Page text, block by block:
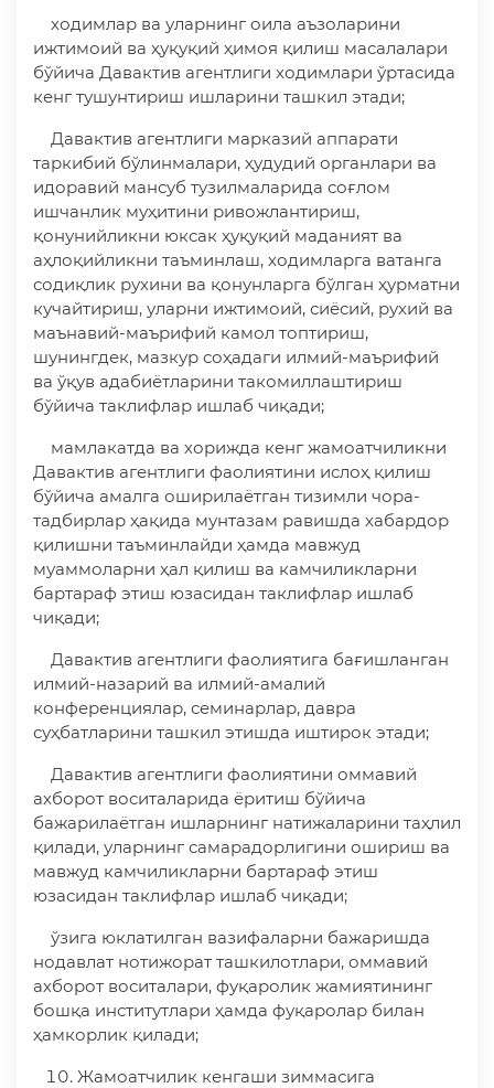
ходимлар ва уларнинг оила аъзоларини
ижтимоий ва ҳуқуқий ҳимоя қилиш масалалари
бўйича Давактив агентлиги ходимлари ўртасида
кенг тушунтириш ишларини ташкил этади;
Давактив агентлиги марказий аппарати
таркибий бўлинмалари, ҳудудий органлари ва
идоравий мансуб тузилмаларида соғлом
ишчанлик муҳитини ривожлантириш,
қонунийликни юксак ҳуқуқий маданият ва
аҳлоқийликни таъминлаш, ходимларга ватанга
содиқлик рухини ва қонунларга бўлган ҳурматни
кучайтириш, уларни ижтимоий, сиёсий, рухий ва
маънавий-маърифий камол топтириш,
шунингдек, мазкур соҳадаги илмий-маърифий
ва ўқув адабиётларини такомиллаштириш
бўйича таклифлар ишлаб чиқади;
мамлакатда ва хорижда кенг жамоатчиликни
Давактив агентлиги фаолиятини ислоҳ қилиш
бўйича амалга оширилаётган тизимли чора-
тадбирлар ҳақида мунтазам равишда хабардор
қилишни таъминлайди ҳамда мавжуд
муаммоларни ҳал қилиш ва камчиликларни
бартараф этиш юзасидан таклифлар ишлаб
чиқади;
Давактив агентлиги фаолиятига бағишланган
илмий-назарий ва илмий-амалий
конференциялар, семинарлар, давра
суҳбатларини ташкил этишда иштирок этади;
Давактив агентлиги фаолиятини оммавий
ахборот воситаларида ёритиш бўйича
бажарилаётган ишларнинг натижаларини таҳлил
қилади, уларнинг самарадорлигини ошириш ва
мавжуд камчиликларни бартараф этиш
юзасидан таклифлар ишлаб чиқади;
ўзига юклатилган вазифаларни бажаришда
нодавлат нотижорат ташкилотлари, оммавий
ахборот воситалари, фуқаролик жамиятининг
бошқа институтлари ҳамда фуқаролар билан
ҳамкорлик қилади;
Жамоатчилик кенгаши зиммасига